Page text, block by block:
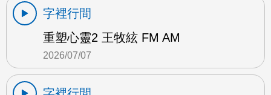
字裡行間
重塑心靈2 王牧絃 FM AM
2026/07/07